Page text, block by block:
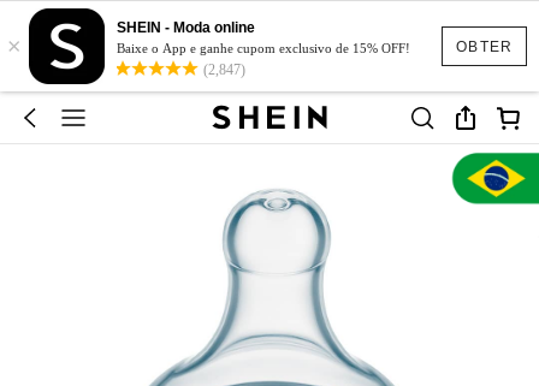
OBTER
×
SHEIN - Moda online
Baixe o App e ganhe cupom exclusivo de 15% OFF!
(2,847)